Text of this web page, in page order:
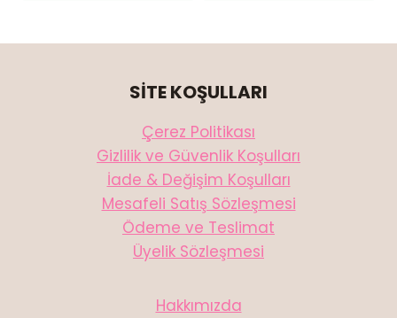
SİTE KOŞULLARI
Çerez Politikası
Gizlilik ve Güvenlik Koşulları
İade & Değişim Koşulları
Mesafeli Satış Sözleşmesi
Ödeme ve Teslimat
Üyelik Sözleşmesi
Hakkımızda